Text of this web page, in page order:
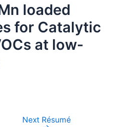
loaded
for Catalytic
at low-
Next Résumé